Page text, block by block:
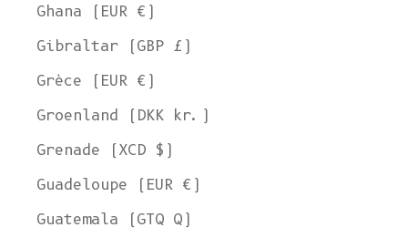
Ghana (EUR €)
Gibraltar (GBP £)
Grèce (EUR €)
Groenland (DKK kr.)
Grenade (XCD $)
Guadeloupe (EUR €)
Guatemala (GTQ Q)